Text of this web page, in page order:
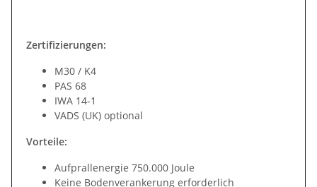
Zertifizierungen:
M30 / K4
PAS 68
IWA 14-1
VADS (UK) optional
Vorteile:
Aufprallenergie 750.000 Joule
Keine Bodenverankerung erforderlich